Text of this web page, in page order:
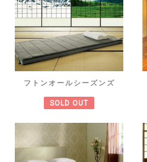
フトンオールシーズンズ
SOLD OUT